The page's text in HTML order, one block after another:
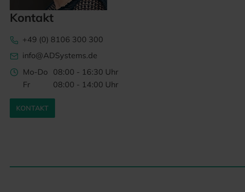
Kontakt
+49 (0) 8106 300 300
info@ADSystems.de
Mo-Do
08:00 - 16:30 Uhr
Fr
08:00 - 14:00 Uhr
KONTAKT